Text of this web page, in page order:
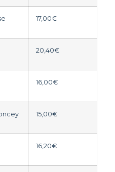
17,00€
20,40€
16,00€
15,00€
16,20€